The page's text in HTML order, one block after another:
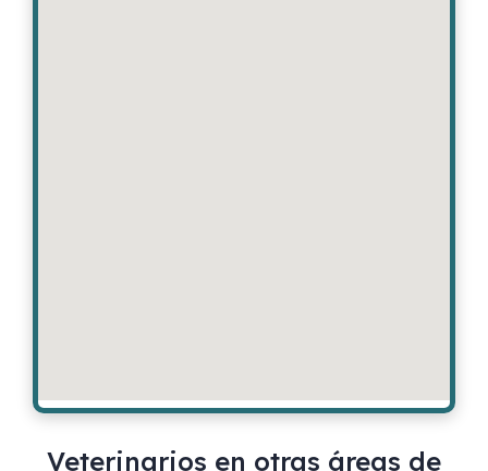
Veterinarios en otras áreas de